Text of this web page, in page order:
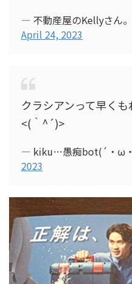
— 不動産屋のKellyさん
April 24, 2023
クラシアンって早く
<(｀^´)>
— kiku…愚痴bot(´・ω
2023